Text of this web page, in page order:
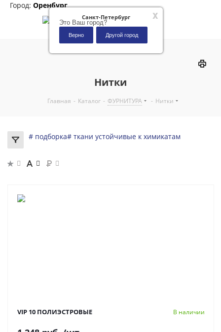
x
Санкт-Петербург
Это Ваш город?
Верно Другой город
Город: Оренбург
Нитки
Главная - Каталог - ФУРНИТУРА - Нитки
# подборка# ткани устойчивые к химикатам
VIP 10 ПОЛИЭСТРОВЫЕ В наличии